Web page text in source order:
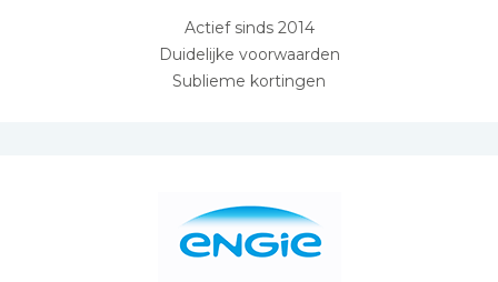
Actief sinds 2014
Duidelijke voorwaarden
Sublieme kortingen